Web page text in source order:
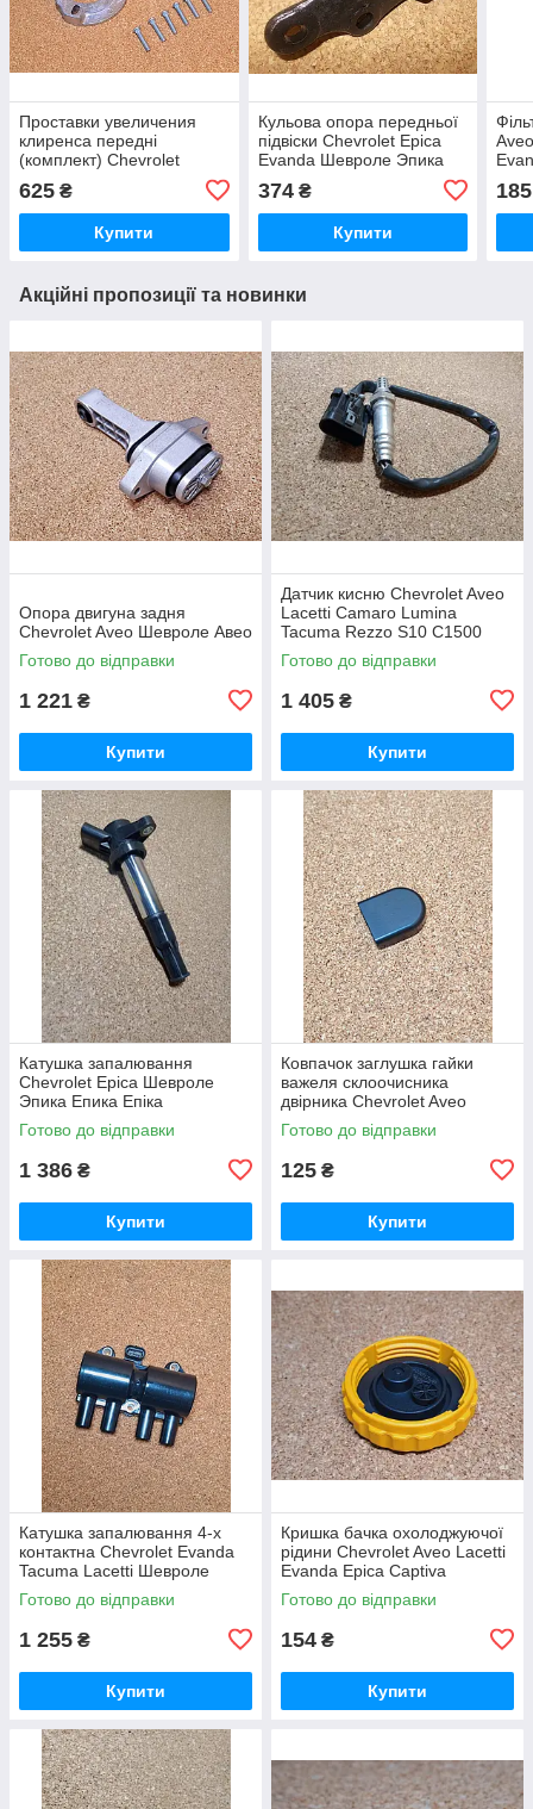
Проставки увеличения
клиренса передні
(комплект) Chevrolet
Эванда Еванда Эпика
Епика Епіка
625 ₴
Купити
Кульова опора передньої
підвіски Chevrolet Epica
Evanda Шевроле Эпика
374₴
Купити
185
Акційні пропозиції та новинки
Опора двигуна задня
Chevrolet Aveo Шевроле Авео
Готово до відправки
1 221 ₴
Купити
Датчик кисню Chevrolet Aveo
Lacetti Camaro Lumina
Tacuma Rezzo S10 C1500
C2500 Suburban Tahoe
Шевроле Камаро Люміна
Готово до відправки
1 405 ₴
Купити
Катушка запалювання
Chevrolet Epica Шевроле
Эпика Епика Епіка
Готово до відправки
1 386 ₴
Купити
Ковпачок заглушка гайки
важеля склоочисника
двірника Chevrolet Aveo
Lacetti Epica Evanda Nubira
Captiva Шевроле Авео
Готово до відправки
125 ₴
Купити
Катушка запалювання 4-х
контактна Chevrolet Evanda
Tacuma Lacetti Шевроле
Еванда Лачетті Такума
Готово до відправки
1 255 ₴
Купити
Кришка бачка охолоджуючої
рідини Chevrolet Aveo Lacetti
Evanda Epica Captiva
Шевроле Авео Лачетті
Лачетти Еванда Епіка Епика
Готово до відправки
154 ₴
Купити